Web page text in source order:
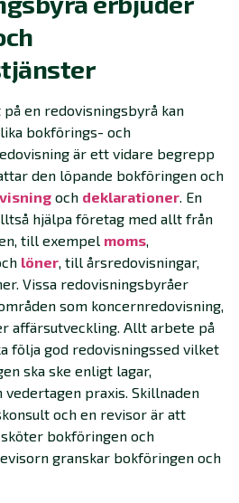
en redovisningsbyrå kan
bokförings- och
är ett vidare begrepp
den löpande bokföringen och
och deklarationer. En
hjälpa företag med allt från
till exempel moms,
löner, till årsredovisningar,
Vissa redovisningsbyråer
som koncernredovisning,
affärsutveckling. Allt arbete på
följa god redovisningssed vilket
ska ske enligt lagar,
praxis. Skillnaden
och en revisor är att
bokföringen och
granskar bokföringen och